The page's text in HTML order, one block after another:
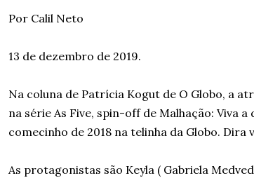
Por Calil Neto
13 de dezembro de 2019.
Na coluna de Patrícia Kogut de O Globo, a
na série As Five, spin-off de Malhação: Viva
comecinho de 2018 na telinha da Globo. Dira
As protagonistas são Keyla ( Gabriela